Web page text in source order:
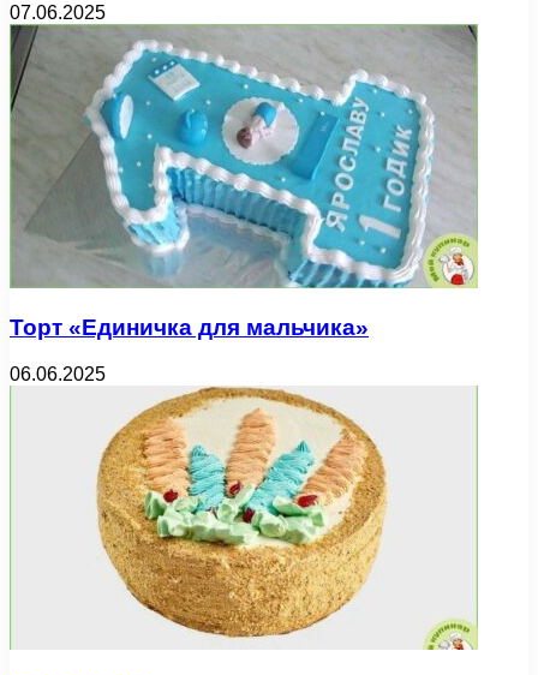
07.06.2025
Торт «Единичка для мальчика»
06.06.2025